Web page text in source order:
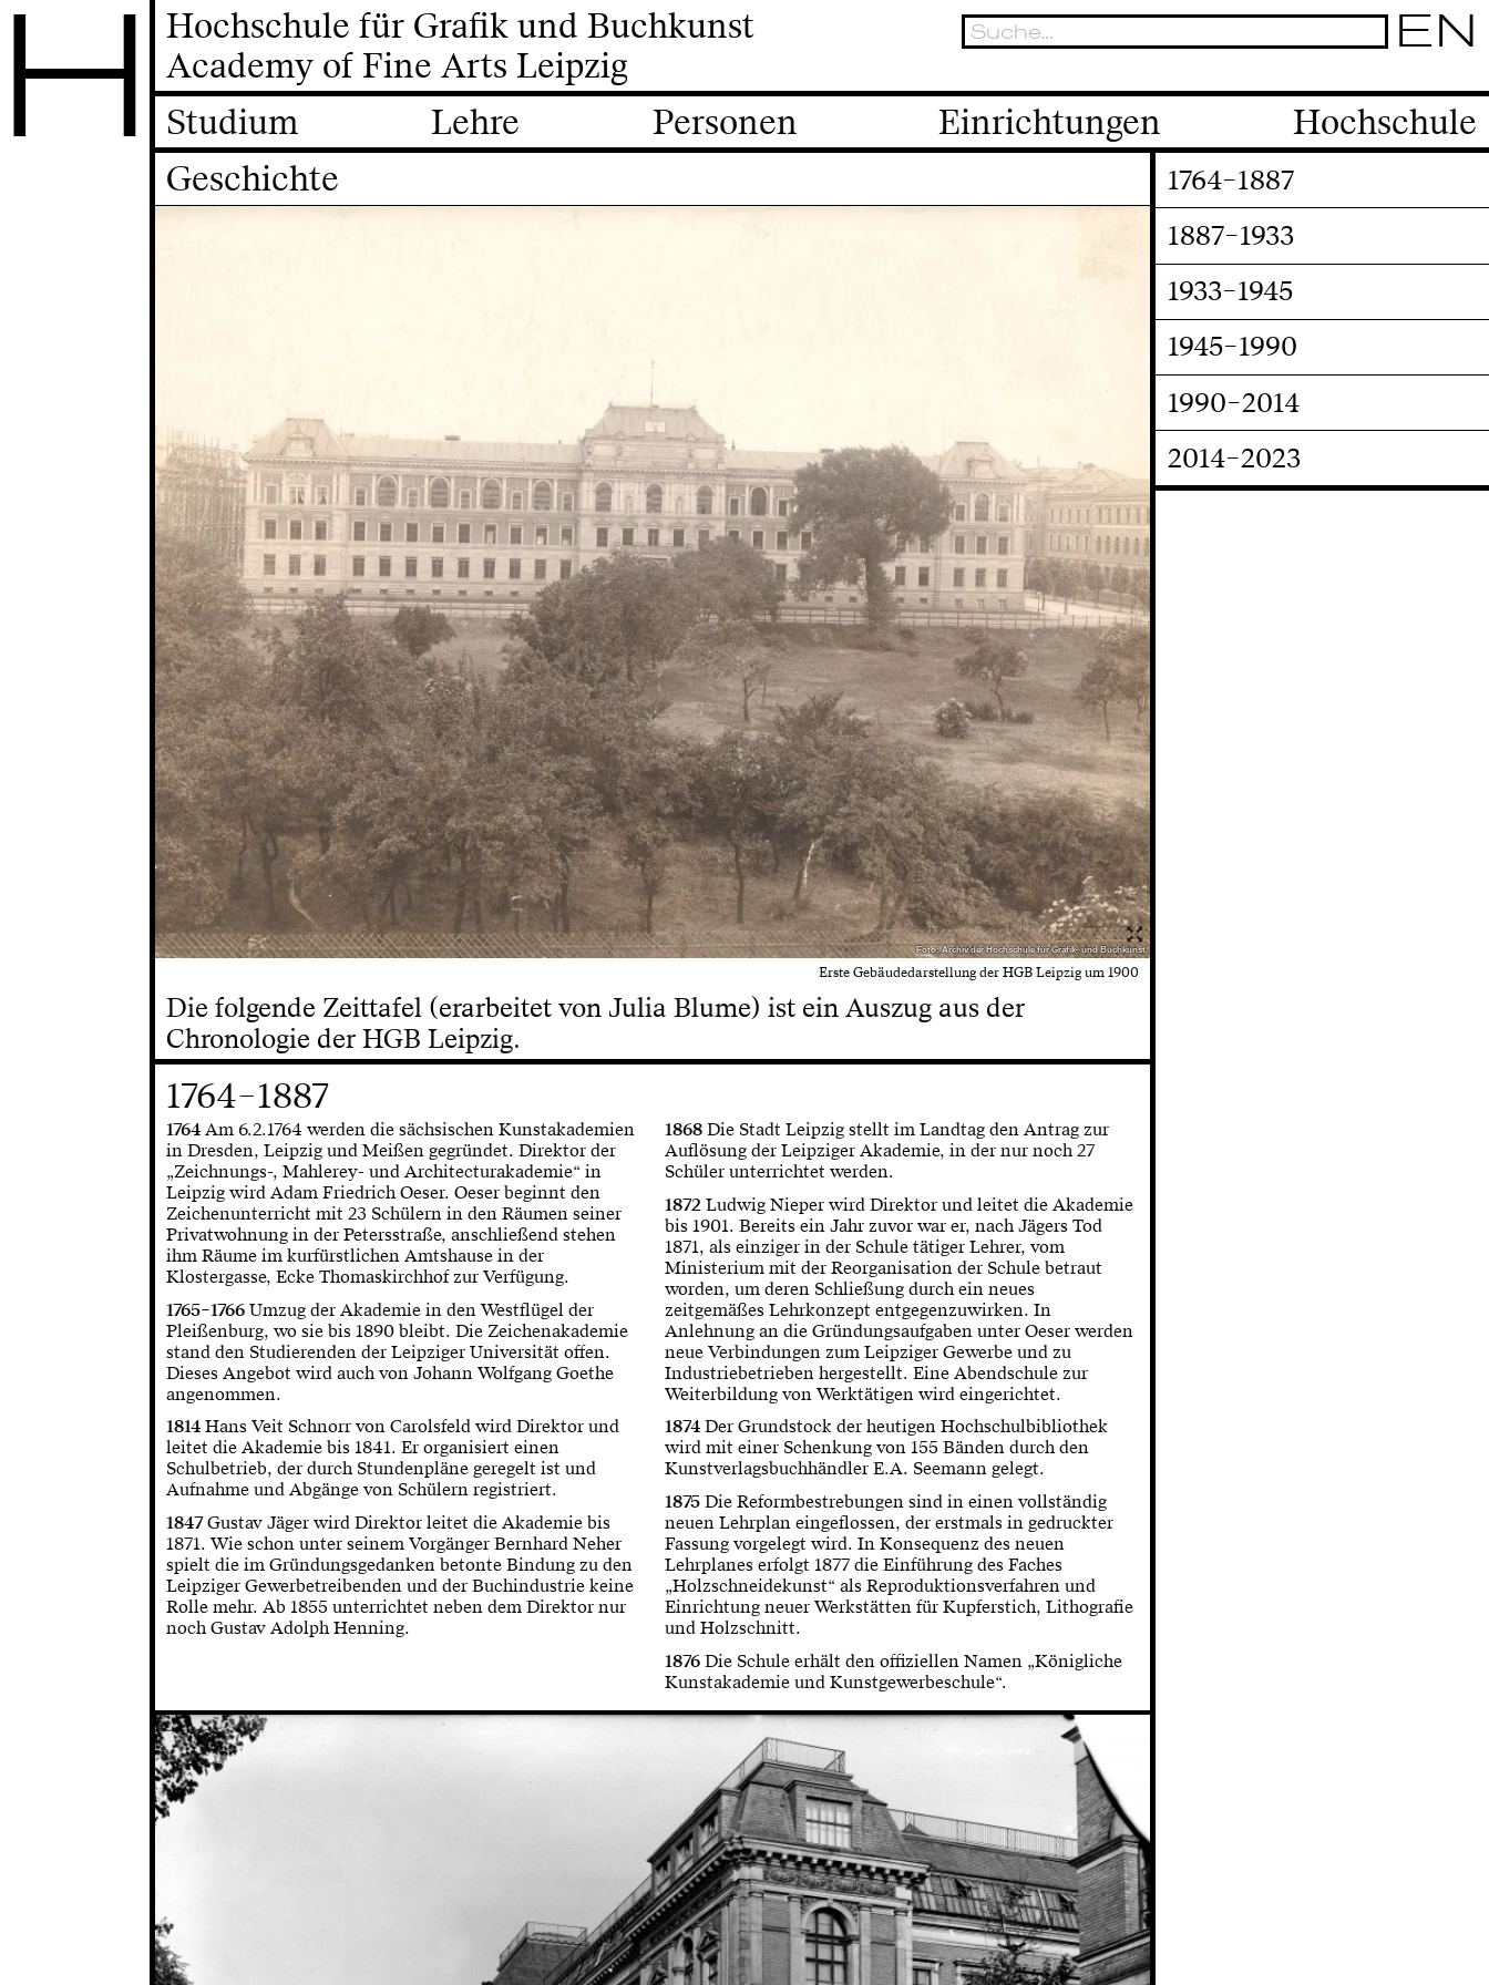
H
Hochschule für Grafik und Buchkunst
Academy of Fine Arts Leipzig
EN
Studium Lehre Personen Einrichtungen
Hochschule
Geschichte
Foto: Archiv der Hochschule für Grafik- und Buchkunst
Erste Gebäudedarstellung der HGB Leipzig um 1900
Die folgende Zeittafel (erarbeitet von Julia Blume) ist ein Auszug aus der
Chronologie der HGB Leipzig.
1764–1887
1764Am 6.2.1764 werden die sächsischen Kunstakademien
in Dresden, Leipzig und Meißen gegründet. Direktor der
„Zeichnungs-, Mahlerey- und Architecturakademie“ in
Leipzig wird Adam Friedrich Oeser. Oeser beginnt den
Zeichenunterricht mit 23 Schülern in den Räumen seiner
Privatwohnung in der Petersstraße, anschließend stehen
ihm Räume im kurfürstlichen Amtshause in der
Klostergasse, Ecke Thomaskirchhof zur Verfügung.
1765–1766Umzug der Akademie in den Westflügel der
Pleißenburg, wo sie bis 1890 bleibt. Die Zeichenakademie
stand den Studierenden der Leipziger Universität offen.
Dieses Angebot wird auch von Johann Wolfgang Goethe
angenommen.
1814Hans Veit Schnorr von Carolsfeld wird Direktor und
leitet die Akademie bis 1841. Er organisiert einen
Schulbetrieb, der durch Stundenpläne geregelt ist und
Aufnahme und Abgänge von Schülern registriert.
1847Gustav Jäger wird Direktor leitet die Akademie bis
1871. Wie schon unter seinem Vorgänger Bernhard Neher
spielt die im Gründungsgedanken betonte Bindung zu den
Leipziger Gewerbetreibenden und der Buchindustrie keine
Rolle mehr. Ab 1855 unterrichtet neben dem Direktor nur
noch Gustav Adolph Henning.
1868Die Stadt Leipzig stellt im Landtag den Antrag zur
Auflösung der Leipziger Akademie, in der nur noch 27
Schüler unterrichtet werden.
1872Ludwig Nieper wird Direktor und leitet die Akademie
bis 1901. Bereits ein Jahr zuvor war er, nach Jägers Tod
1871, als einziger in der Schule tätiger Lehrer, vom
Ministerium mit der Reorganisation der Schule betraut
worden, um deren Schließung durch ein neues
zeitgemäßes Lehrkonzept entgegenzuwirken. In
Anlehnung an die Gründungsaufgaben unter Oeser werden
neue Verbindungen zum Leipziger Gewerbe und zu
Industriebetrieben hergestellt. Eine Abendschule zur
Weiterbildung von Werktätigen wird eingerichtet.
1874Der Grundstock der heutigen Hochschulbibliothek
wird mit einer Schenkung von 155 Bänden durch den
Kunstverlagsbuchhändler E.A. Seemann gelegt.
1875Die Reformbestrebungen sind in einen vollständig
neuen Lehrplan eingeflossen, der erstmals in gedruckter
Fassung vorgelegt wird. In Konsequenz des neuen
Lehrplanes erfolgt 1877 die Einführung des Faches
„Holzschneidekunst“ als Reproduktionsverfahren und
Einrichtung neuer Werkstätten für Kupferstich, Lithografie
und Holzschnitt.
1876Die Schule erhält den offiziellen Namen „Königliche
Kunstakademie und Kunstgewerbeschule“.
1764–1887
1887–1933
1933–1945
1945–1990
1990–2014
2014–2023